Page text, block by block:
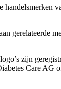
gerelateerde
zijn
Care AG